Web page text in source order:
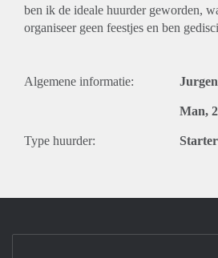
ben ik de ideale huurder geworden,
organiseer geen feestjes en ben
Algemene informatie: Jurgen
Man,
Type huurder: Starter